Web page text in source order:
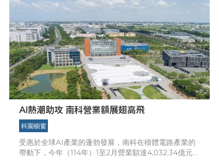
AI熱潮助攻 南科營業額展翅高飛
科園櫥窗
受惠於全球AI產業的蓬勃發展，南科在積體電路產業的
帶動下，今年（114年）1至2月營業額達4,032.34億元，